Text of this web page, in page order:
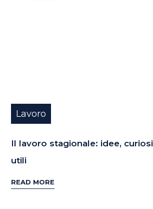
Lavoro
Il lavoro stagionale: idee,
utili
READ MORE